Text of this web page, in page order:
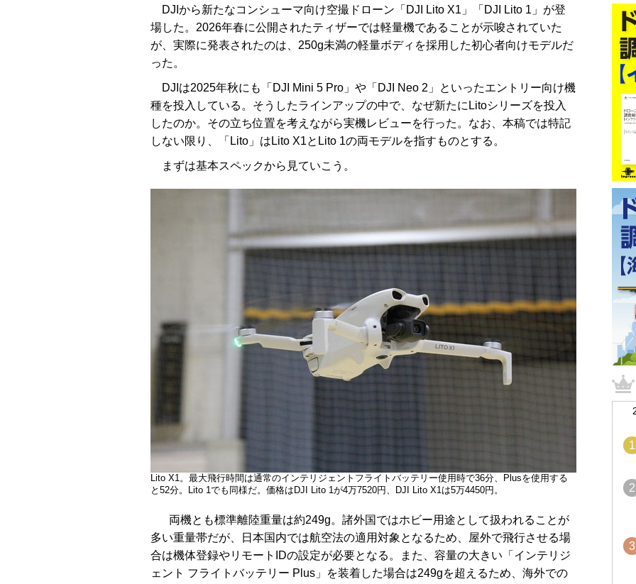
DJIから新たなコンシューマ向け空撮ドローン「DJI Lito X1」「DJI Lito 1」が登
場した。2026年春に公開されたティザーでは軽量機であることが示唆されていた
が、実際に発表されたのは、250g未満の軽量ボディを採用した初心者向けモデルだ
った。
DJIは2025年秋にも「DJI Mini 5 Pro」や「DJI Neo 2」といったエントリー向け機
種を投入している。そうしたラインアップの中で、なぜ新たにLitoシリーズを投入
したのか。その立ち位置を考えながら実機レビューを行った。なお、本稿では特記
しない限り、「Lito」はLito X1とLito 1の両モデルを指すものとする。
まずは基本スペックから見ていこう。
Lito X1。最大飛行時間は通常のインテリジェントフライトバッテリー使用時で36分、Plusを使用する
と52分。Lito 1でも同様だ。価格はDJI Lito 1が4万7520円、DJI Lito X1は5万4450円。
両機とも標準離陸重量は約249g。諸外国ではホビー用途として扱われることが
多い重量帯だが、日本国内では航空法の適用対象となるため、屋外で飛行させる場
合は機体登録やリモートIDの設定が必要となる。また、容量の大きい「インテリジ
ェント フライトバッテリー Plus」を装着した場合は249gを超えるため、海外での
1
2
3